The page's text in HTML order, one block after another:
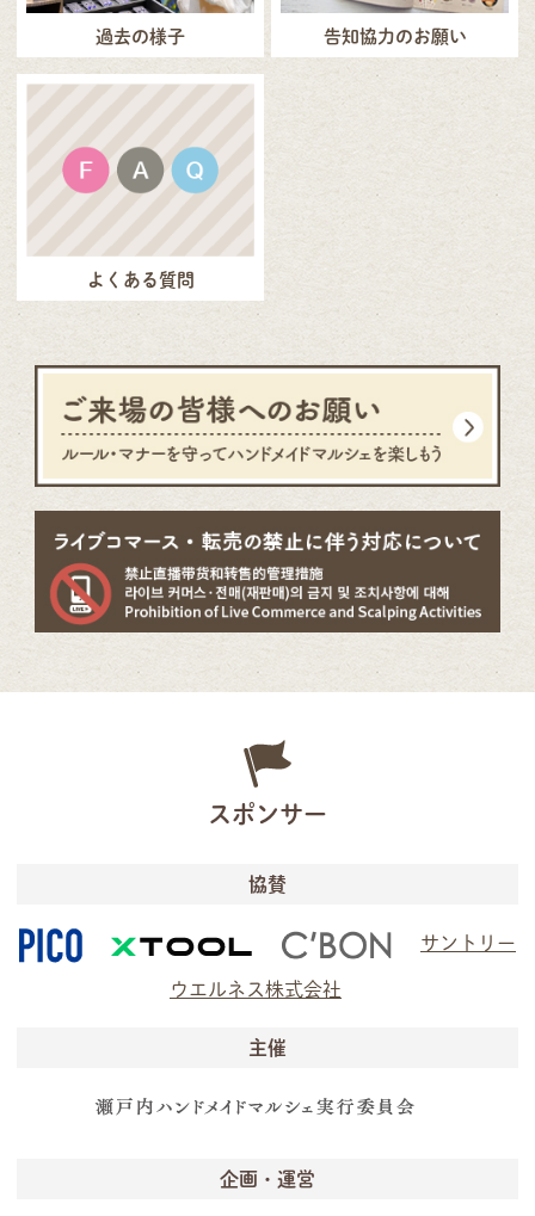
過去の様子 告知協力のお願い
よくある質問
スポンサー
協賛
サントリー
ウエルネス株式会社
主催
企画・運営